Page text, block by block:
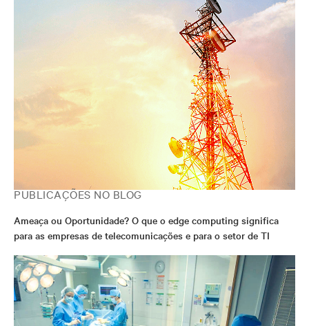
PUBLICAÇÕES NO BLOG
Ameaça ou Oportunidade? O que o edge computing significa
para as empresas de telecomunicações e para o setor de TI